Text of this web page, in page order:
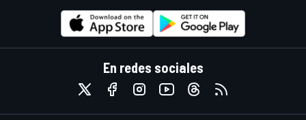
En redes sociales